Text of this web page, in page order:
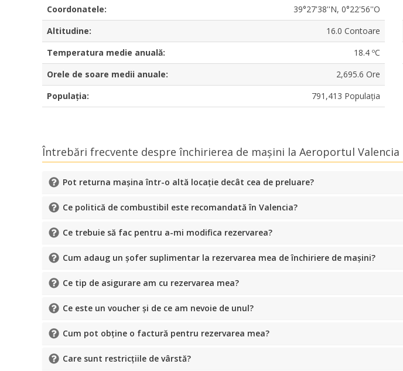
Coordonatele:
39°27'38''N, 0°22'56''O
Altitudine:
16.0 Contoare
Temperatura medie anuală:
18.4 ºC
Orele de soare medii anuale:
2,695.6 Ore
Populația:
791,413 Populația
Întrebări frecvente despre închirierea de mașini la Aeroportul Valencia
Pot returna mașina într-o altă locație decât cea de preluare?
Ce politică de combustibil este recomandată în Valencia?
Ce trebuie să fac pentru a-mi modifica rezervarea?
Cum adaug un șofer suplimentar la rezervarea mea de închiriere de mașini?
Ce tip de asigurare am cu rezervarea mea?
Ce este un voucher și de ce am nevoie de unul?
Cum pot obține o factură pentru rezervarea mea?
Care sunt restricțiile de vârstă?